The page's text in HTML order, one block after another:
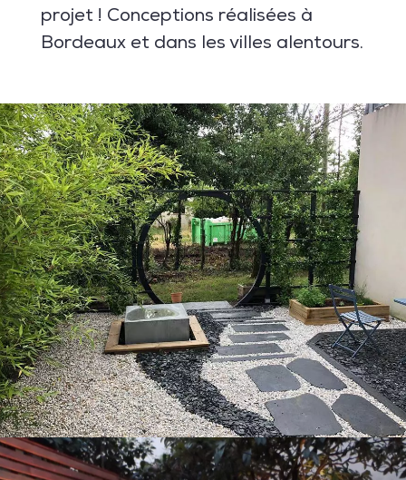
projet ! Conceptions réalisées à
Bordeaux et dans les villes alentours.
Jardin zen
minéral